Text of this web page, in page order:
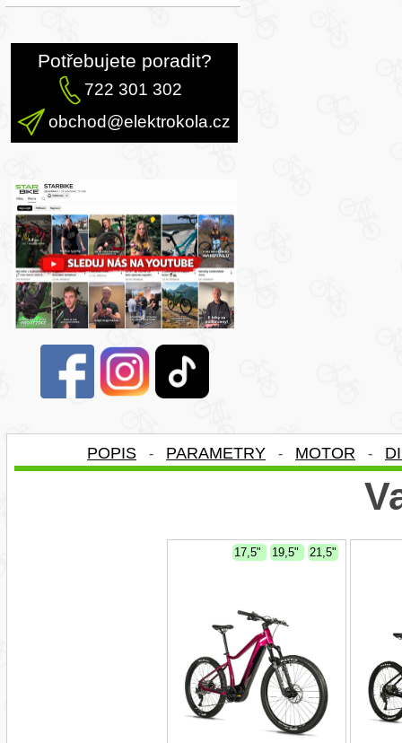
Potřebujete poradit?
722 301 302
obchod@elektrokola.cz
POPIS - PARAMETRY - MOTOR -
17,5" 19,5" 21,5"